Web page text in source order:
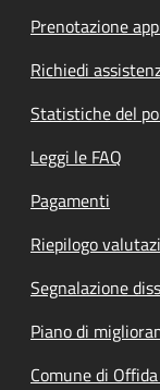
Prenotazione
Richiedi
Statistiche del
Leggi le FAQ
Pagamenti
Riepilogo
Segnalazione
Piano di
Comune di